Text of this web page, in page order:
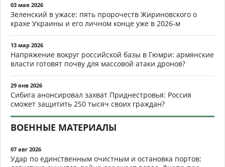
03 мая 2026
Зеленский в ужасе: пять пророчеств Жириновского о
крахе Украины и его личном конце уже в 2026-м
13 мар 2026
Напряжение вокруг российской базы в Гюмри: армянские
власти готовят почву для массовой атаки дронов?
29 янв 2026
Сибига анонсировал захват Приднестровья: Россия
сможет защитить 250 тысяч своих граждан?
ВОЕННЫЕ МАТЕРИАЛЫ
07 авг 2026
Удар по единственным очистным и остановка портов: